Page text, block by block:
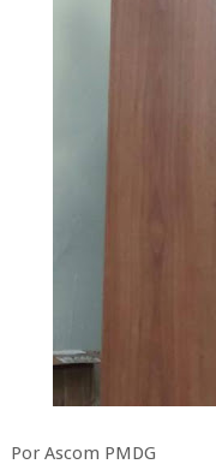
Por Ascom PMDG